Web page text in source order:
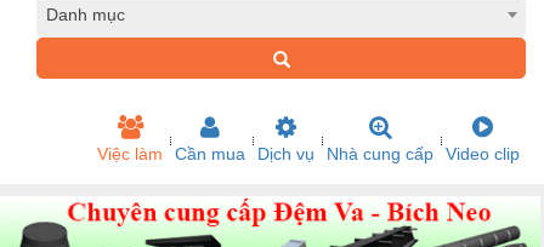
Danh mục
Việc làm Cần mua Dịch vụ Nhà cung cấp Video clip